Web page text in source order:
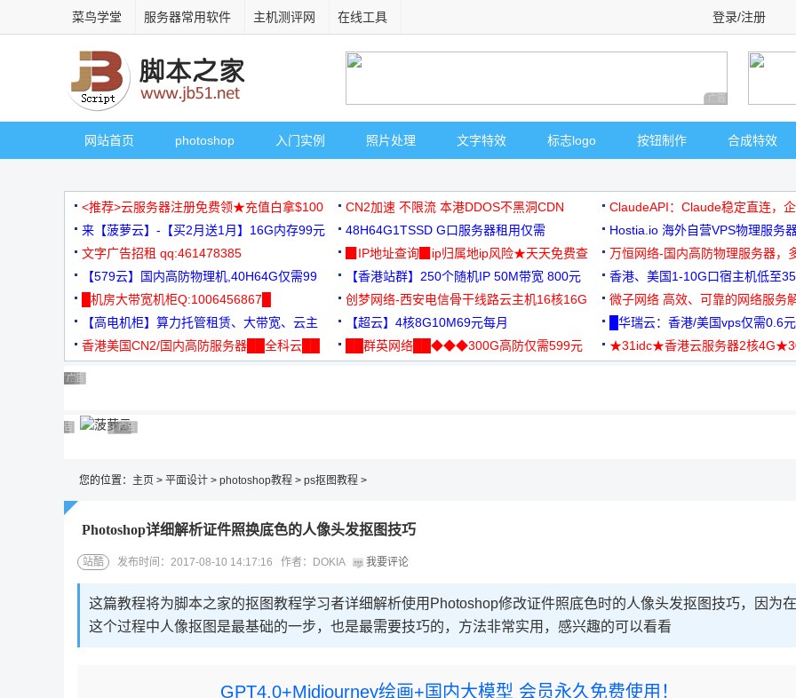
菜鸟学堂 服务器常用软件 主机测评网 在线工具 登录/注册
广告 商业广告，理
网站首页 photoshop 入门实例 照片处理 文字特效 标志logo 按钮制作 合成特效
<推荐>云服务器注册免费领★充值白拿$100 CN2加速 不限流 本港DDOS不黑洞CDN
ClaudeAPI：Claude稳定直连，
来【菠萝云】-【买2月送1月】16G内存99元
48H64G1TSSD G口服务器租用仅需
3000+可免费测试
Hostia.io 海外自营VPS物理服务
文字广告招租 qq:461478385
▉IP地址查询▉ip归属地ip风险★天天免费查
万恒网络-国内高防物理服务器，
99元/月起
【579云】国内高防物理机,40H64G仅需99
元
【香港站群】250个随机IP 50M带宽 800元
香港、美国1-10G口宿主机低至
█机房大带宽机柜Q:1006456867█
创梦网络-西安电信骨干线路云主机16核16G
88元/月
微子网络 高效、可靠的网络服务
【高电机柜】算力托管租赁、大带宽、云主
机
【超云】4核8G10M69元每月
█华瑞云：香港/美国vps仅需0.6
香港美国CN2/国内高防服务器██全科云██
██群英网络██◆◆◆300G高防仅需599元
★31idc★香港云服务器2核
广告 商业广告，理性选择
广告 商业广告，理性选择
广告 商业广告，理性选择
广告 商业广告，理性选择
广告 商业广告，理性选择
广告 商业广告，理性选择
广告 商业广告，理性选择
广告 商业广告，理性选择广告 商业广告，理性选择
广告 商业广告，理性选择
您的位置： 主页 > 平面设计 > photoshop教程 > ps抠图教程 >
Photoshop详细解析证件照换底色的人像头发抠图技巧
站酷 发布时间：2017-08-10 14:17:16 作者：DOKIA 我要评论
这篇教程将为脚本之家的抠图教程学习者详细解析使用Photoshop修改证件照底色时的人像头发抠图技巧，因为在
这个过程中人像抠图是最基础的一步，也是最需要技巧的，方法非常实用，感兴趣的可以看看
GPT4.0+Midjourney绘画+国内大模型 会员永久免费使用！